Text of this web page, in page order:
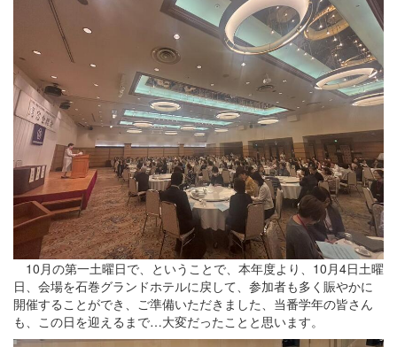
10月の第一土曜日で、ということで、本年度より、10月4日土曜
日、会場を石巻グランドホテルに戻して、参加者も多く賑やかに
開催することができ、ご準備いただきました、当番学年の皆さん
も、この日を迎えるまで…大変だったことと思います。